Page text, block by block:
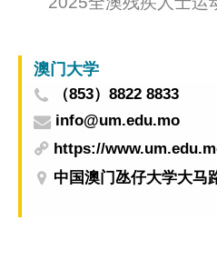
澳门大学
（853）8822 8833
info@um.edu.mo
https://
中国澳门氹仔大学大马